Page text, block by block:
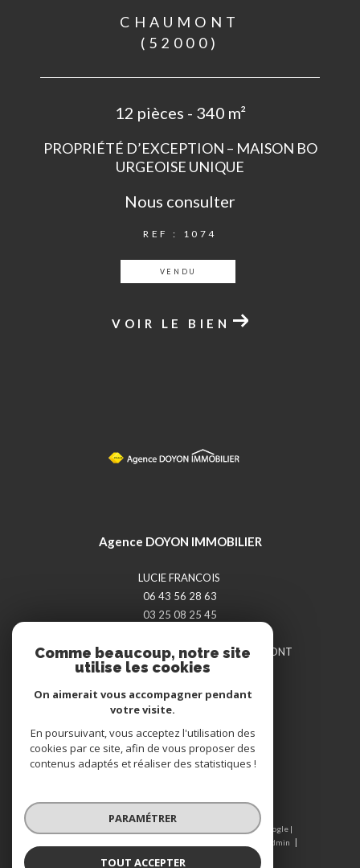
CHAUMONT
(52000)
12 pièces - 340 m²
PROPRIÉTÉ D’EXCEPTION – MAISON BO
URGEOISE UNIQUE
Nous consulter
REF : 1074
VENDU
VOIR LE BIEN
Agence DOYON IMMOBILIER
LUCIE FRANCOIS
06 43 56 28 63
03 25 08 25 45
14 RUE JULES TREFOUSSE52000 CHAUMONT
Adhérents
© 2026 | Tous droits réservés | Traduction powered by Google |
Admin
Comme beaucoup, notre site
utilise les cookies
On aimerait vous accompagner pendant
votre visite.
En poursuivant, vous acceptez l'utilisation des
cookies par ce site, afin de vous proposer des
contenus adaptés et réaliser des statistiques !
PARAMÉTRER
TOUT ACCEPTER